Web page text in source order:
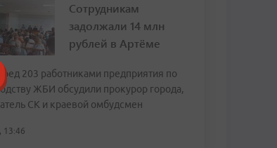
Сотрудникам
задолжали 14 млн
рублей в Артёме
203 работниками предприятия по
ЖБИ обсудили прокурор города,
СК и краевой омбудсмен
13:46